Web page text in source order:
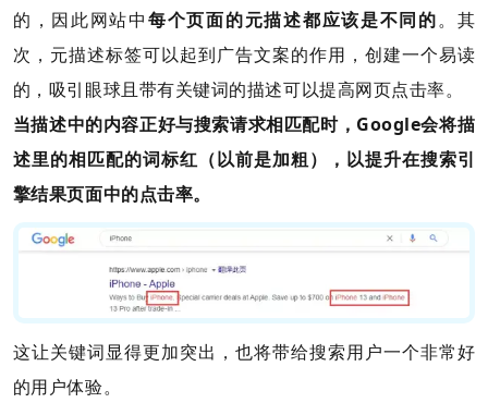
的，因此网站中每个页面的元描述都应该是不同的。其
次，元描述标签可以起到广告文案的作用，创建一个易读
的，吸引眼球且带有关键词的描述可以提高网页点击率。
当描述中的内容正好与搜索请求相匹配时，Google会将描
述里的相匹配的词标红（以前是加粗），以提升在搜索引
擎结果页面中的点击率。
这让关键词显得更加突出，也将带给搜索用户一个非常好
的用户体验。